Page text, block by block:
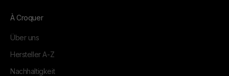
À Croquer
Über uns
Hersteller A-Z
Nachhaltigkeit